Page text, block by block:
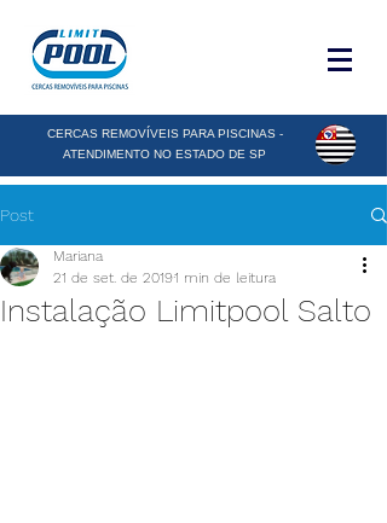
CERCAS REMOVÍVEIS PARA PISCINAS -
ATENDIMENTO NO ESTADO DE SP
Post
Instalação Limitpool Salto
Mariana
21 de set. de 20191 min de leitura